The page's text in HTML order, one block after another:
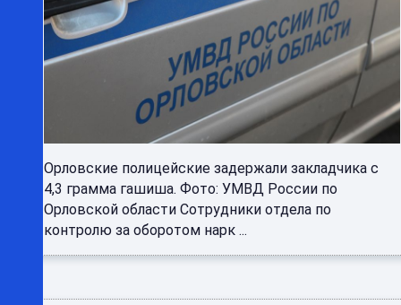
Орловские полицейские задержали закладчика с
4,3 грамма гашиша. Фото: УМВД России по
Орловской области Сотрудники отдела по
контролю за оборотом нарк ...